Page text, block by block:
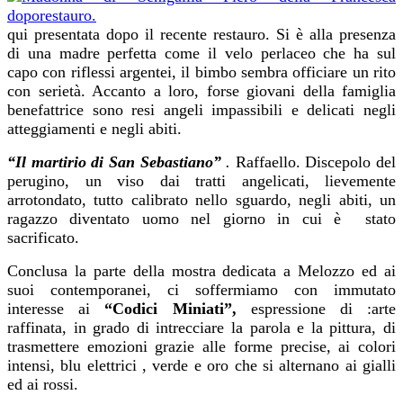
qui presentata dopo il recente restauro. Si è alla presenza
di una madre perfetta come il velo perlaceo che ha sul
capo con riflessi argentei, il bimbo sembra officiare un rito
con serietà. Accanto a loro, forse giovani della famiglia
benefattrice sono resi angeli impassibili e delicati negli
atteggiamenti e negli abiti.
“Il martirio di San Sebastiano”. Raffaello. Discepolo del
perugino, un viso dai tratti angelicati, lievemente
arrotondato, tutto calibrato nello sguardo, negli abiti, un
ragazzo diventato uomo nel giorno in cui è stato
sacrificato.
Conclusa la parte della mostra dedicata a Melozzo ed ai
suoi contemporanei, ci soffermiamo con immutato
interesse ai
“Codici Miniati”, espressione di :arte
raffinata, in grado di intrecciare la parola e la pittura, di
trasmettere emozioni grazie alle forme precise, ai colori
intensi, blu elettrici , verde e oro che si alternano ai gialli
ed ai rossi.